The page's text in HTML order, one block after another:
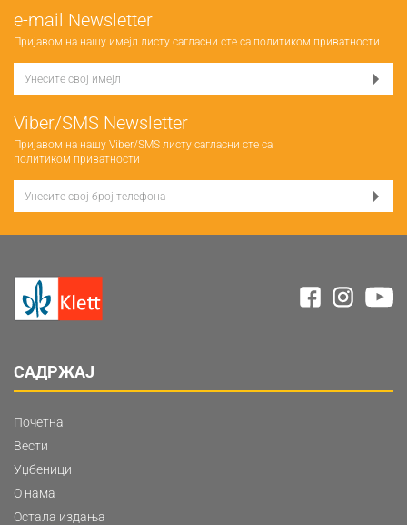
е-mail Newsletter
Пријавом на нашу имејл листу сагласни сте са политиком приватности
Viber/SMS Newsletter
Пријавом на нашу Viber/SMS листу сагласни сте са
политиком приватности
САДРЖАЈ
Почетна
Вести
Уџбеници
О нама
Остала издања